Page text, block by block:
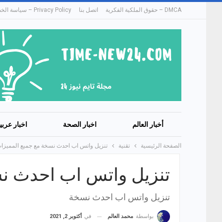
DMCA – حقوق الملكية الفكرية اتصل بنا Privacy Policy – سياسة الخصوصية
أخبار العالم اخبار الصحة اخبار
الصفحة الرئيسية تقنية تنزيل واتس اب احدث نسخة مع جميع
تنزيل واتس اب احدث
تنزيل واتس اب احدث نسخة
بواسطة محمد العالم في أكتوبر 2, 2021